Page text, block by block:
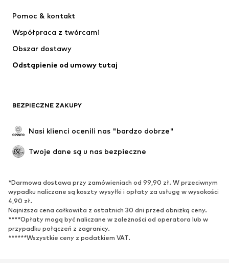
Kurtki
Bielizna
Płaszcze
Spódnice
Specjalne okazje
Nowości
Na czasie
Trampki & sneakersy
Czółenka & buty na obcasie
Kozaki
Sandały
Pomoc & kontakt
Współpraca z twórcami
Obszar dostawy
Odstąpienie od umowy tutaj
BEZPIECZNE ZAKUPY
Nasi klienci ocenili nas "bardzo dobrze"
Twoje dane są u nas bezpieczne
*Darmowa dostawa przy zamówieniach od 99,90 zł. W przeciwnym
wypadku naliczane są koszty wysyłki i opłaty za usługę w wysokości
4,90 zł.
Najniższa cena całkowita z ostatnich 30 dni przed obniżką ceny.
****Opłaty mogą być naliczane w zależności od operatora lub w
przypadku połączeń z zagranicy.
******Wszystkie ceny z podatkiem VAT.